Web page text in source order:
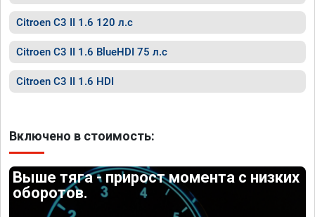
Citroen C3 II 1.6 120 л.с
Citroen C3 II 1.6 BlueHDI 75 л.с
Citroen C3 II 1.6 HDI
Включено в стоимость:
Выше тяга - прирост момента с низких
оборотов.